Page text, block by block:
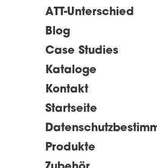
ATT-Unterschied
Blog
Case Studies
Kataloge
Kontakt
Startseite
Produkte